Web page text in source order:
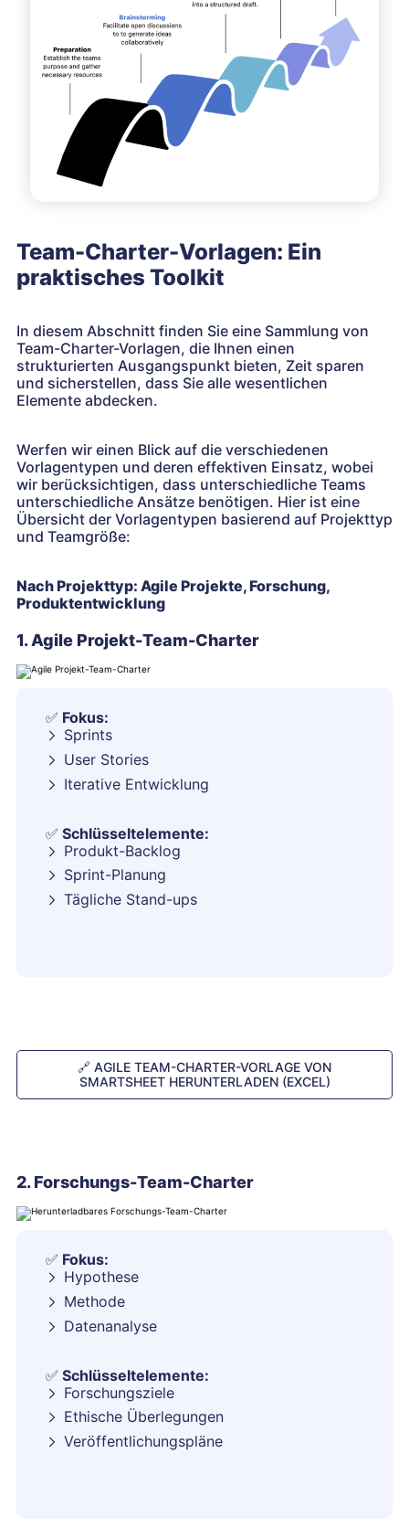
Team-Charter-Vorlagen: Ein
praktisches Toolkit
In diesem Abschnitt finden Sie eine Sammlung von
Team-Charter-Vorlagen, die Ihnen einen
strukturierten Ausgangspunkt bieten, Zeit sparen
und sicherstellen, dass Sie alle wesentlichen
Elemente abdecken.
Werfen wir einen Blick auf die verschiedenen
Vorlagentypen und deren effektiven Einsatz, wobei
wir berücksichtigen, dass unterschiedliche Teams
unterschiedliche Ansätze benötigen. Hier ist eine
Übersicht der Vorlagentypen basierend auf Projekttyp
und Teamgröße:
Nach Projekttyp: Agile Projekte, Forschung,
Produktentwicklung
1. Agile Projekt-Team-Charter
✅ Fokus:
Sprints
User Stories
Iterative Entwicklung
✅ Schlüsseltelemente:
Produkt-Backlog
Sprint-Planung
Tägliche Stand-ups
🔗 AGILE TEAM-CHARTER-VORLAGE VON
SMARTSHEET HERUNTERLADEN (EXCEL)
2. Forschungs-Team-Charter
✅ Fokus:
Hypothese
Methode
Datenanalyse
✅ Schlüsseltelemente:
Forschungsziele
Ethische Überlegungen
Veröffentlichungspläne